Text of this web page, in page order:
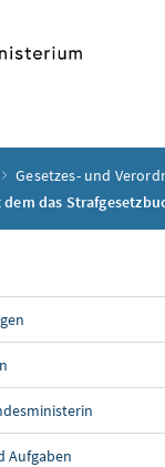
Gesetzes- und
das
Aufgaben